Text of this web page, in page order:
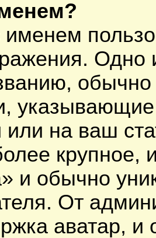
Одно
обычно
или на ваш
крупное,
и обычно
От
аватар, и